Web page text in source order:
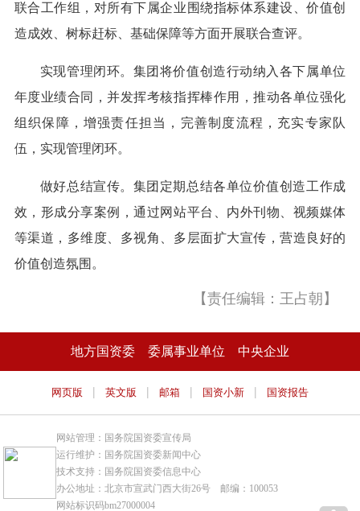
联合工作组，对所有下属企业围绕指标体系建设、价值创
造成效、树标赶标、基础保障等方面开展联合查评。
实现管理闭环。集团将价值创造行动纳入各下属单位
年度业绩合同，并发挥考核指挥棒作用，推动各单位强化
组织保障，增强责任担当，完善制度流程，充实专家队
伍，实现管理闭环。
做好总结宣传。集团定期总结各单位价值创造工作成
效，形成分享案例，通过网站平台、内外刊物、视频媒体
等渠道，多维度、多视角、多层面扩大宣传，营造良好的
价值创造氛围。
【责任编辑：王占朝】
地方国资委 委属事业单位 中央企业
网页版 | 英文版 | 邮箱 | 国资小新 | 国资报告
网站管理：国务院国资委宣传局
运行维护：国务院国资委新闻中心
技术支持：国务院国资委信息中心
办公地址：北京市宣武门西大街26号 邮编：100053
网站标识码bm27000004